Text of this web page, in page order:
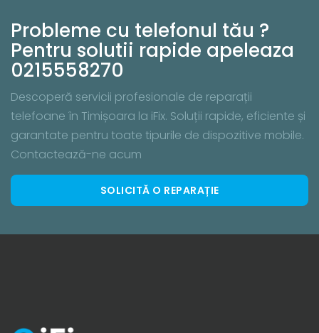
Probleme cu telefonul tău ?
Pentru solutii rapide apeleaza
0215558270
Descoperă servicii profesionale de reparații
telefoane în Timișoara la iFix. Soluții rapide, eficiente și
garantate pentru toate tipurile de dispozitive mobile.
Contactează-ne acum
SOLICITĂ O REPARAȚIE